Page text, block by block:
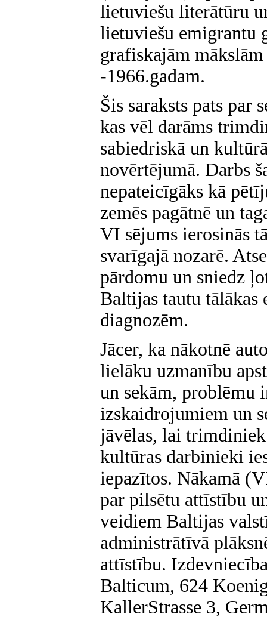
lietuviešu literātūru
lietuviešu emigrantu
grafiskajām
-1966.gadam.
Šis saraksts pats par
kas vēl darāms
sabiedriskā un
novērtējumā. Darbs
nepateicīgāks kā
zemēs pagātnē un
VI sējums ierosinās
svarīgajā nozarē.
pārdomu un sniedz
Baltijas tautu tālākas
diagnozēm.
Jācer, ka nākotnē
lielāku uzmanību
un sekām, problēmu
izskaidrojumiem un
jāvēlas, lai
kultūras darbinieki
iepazītos. Nākamā
par pilsētu attīstību
veidiem Baltijas
administrātīvā
attīstību.
Balticum, 624
KallerStrasse 3,